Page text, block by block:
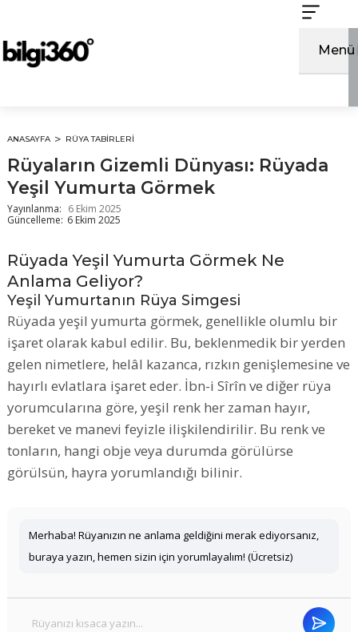
Menü
ANASAYFA RÜYA TABIRLERI
Rüyaların Gizemli Dünyası: Rüyada
Yeşil Yumurta Görmek
Yayınlanma: 6 Ekim 2025
Güncelleme: 6 Ekim 2025
Rüyada Yeşil Yumurta Görmek Ne
Anlama Geliyor?
Yeşil Yumurtanın Rüya Simgesi
Rüyada yeşil yumurta görmek, genellikle olumlu bir
işaret olarak kabul edilir. Bu, beklenmedik bir yerden
gelen nimetlere, helâl kazanca, rızkın genişlemesine ve
hayırlı evlatlara işaret eder. İbn-i Sîrîn ve diğer rüya
yorumcularına göre, yeşil renk her zaman hayır,
bereket ve manevi feyizle ilişkilendirilir. Bu renk ve
tonların, hangi obje veya durumda görülürse
görülsün, hayra yorumlandığı bilinir.
Merhaba! Rüyanızın ne anlama geldiğini merak ediyorsanız,
buraya yazın, hemen sizin için yorumlayalım! (Ücretsiz)